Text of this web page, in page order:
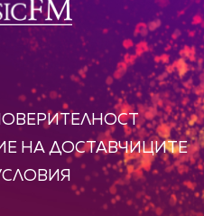
НА ДОСТАВЧИЦИТЕ